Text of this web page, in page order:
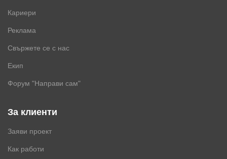
Кариери
Реклама
Свържете се с нас
Екип
Форум "Направи сам"
За клиенти
Заяви проект
Как работи